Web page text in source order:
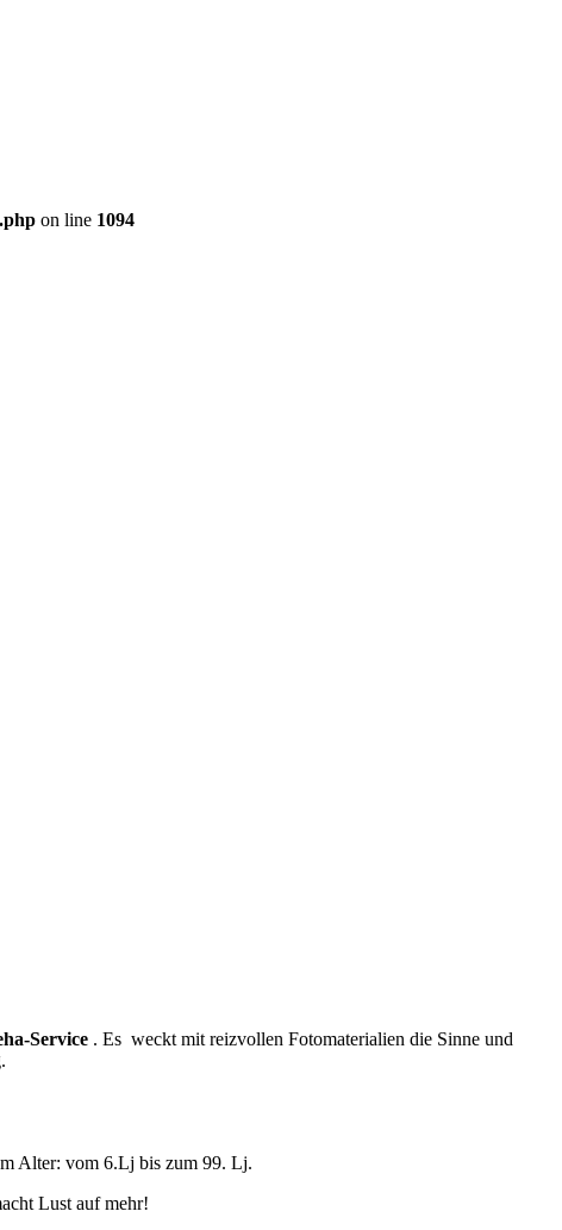
on line 1094
Service . Es weckt mit reizvollen Fotomaterialien die Sinne und
Alter: vom 6.Lj bis zum 99. Lj.
Lust auf mehr!